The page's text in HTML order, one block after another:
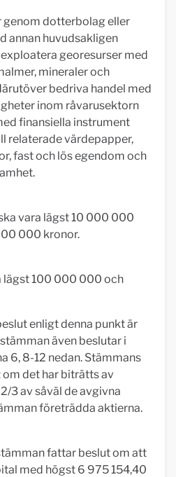
genom dotterbolag eller
annan huvudsakligen
georesurser med
mineraler och
bedriva handel med
inom råvarusektorn
finansiella instrument
relaterade värdepapper,
fast och lös egendom och
vara lägst 10 000 000
000 kronor.
lägst 100 000 000 och
enligt denna punkt är
även beslutar i
6, 8-12 nedan. Stämmans
det har biträtts av
3 av såväl de avgivna
företrädda aktierna.
fattar beslut om att
med högst 6 975 154,40